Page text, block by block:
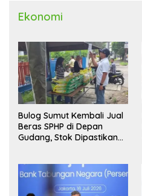
Ekonomi
Bulog Sumut Kembali Jual
Beras SPHP di Depan
Gudang, Stok Dipastikan